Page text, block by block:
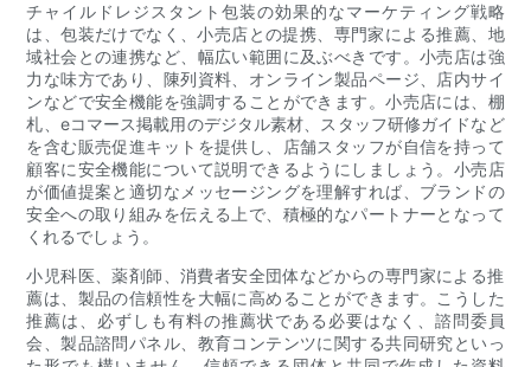
チャイルドレジスタント包装の効果的なマーケティング戦略
は、包装だけでなく、小売店との提携、専門家による推​​薦、地
域社会との連携など、幅広い範囲に及ぶべきです。小売店は強
力な味方であり、陳列資料、オンライン製品ページ、店内サイ
ンなどで安全機能を強調することができます。小売店には、棚
札、eコマース掲載用のデジタル素材、スタッフ研修ガイドなど
を含む販売促進キットを提供し、店舗スタッフが自信を持って
顧客に安全機能について説明できるようにしましょう。小売店
が価値提案と適切なメッセージングを理解すれば、ブランドの
安全への取り組みを伝える上で、積極的なパートナーとなって
くれるでしょう。
小児科医、薬剤師、消費者安全団体などからの専門家による推​​
薦は、製品の信頼性を大幅に高めることができます。こうした
推薦は、必ずしも有料の推薦状である必要はなく、諮問委員
会、製品諮問パネル、教育コンテンツに関する共同研究といっ